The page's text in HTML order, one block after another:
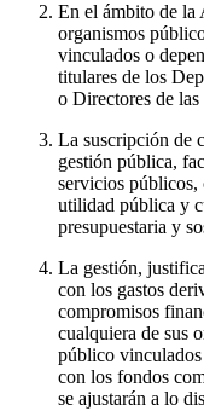
En el ámbito de la
organismos
vinculados o
titulares de los
o Directores de
La suscripción de
gestión pública,
servicios públicos,
utilidad pública y
presupuestaria y
La gestión,
con los gastos
compromisos
cualquiera de sus
público vinculados
con los fondos
se ajustarán a lo